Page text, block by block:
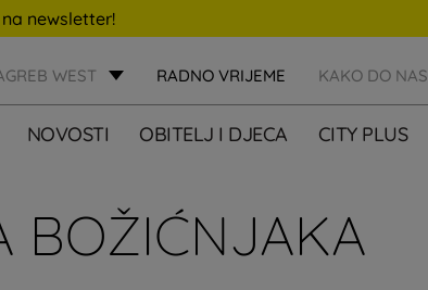
newsletter!
WEST RADNO VRIJEME KAKO DO NAS
NOVOSTI OBITELJ I DJECA CITY PLUS
BOŽIĆNJAKA